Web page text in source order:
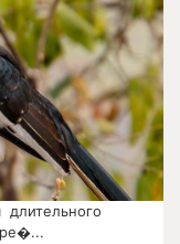
длительного